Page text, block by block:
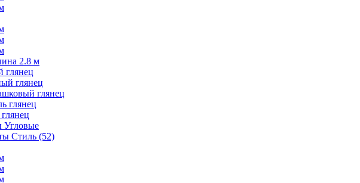
2.8 м
глянец
глянец
глянец
глянец
Угловые
Стиль (52)